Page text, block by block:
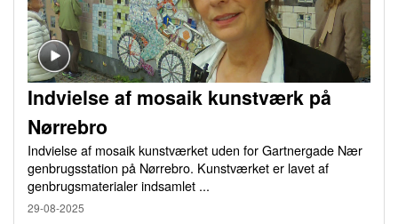
Indvielse af mosaik kunstværk på
Nørrebro
Indvielse af mosaik kunstværket uden for Gartnergade Nær
genbrugsstation på Nørrebro. Kunstværket er lavet af
genbrugsmaterialer indsamlet ...
29-08-2025